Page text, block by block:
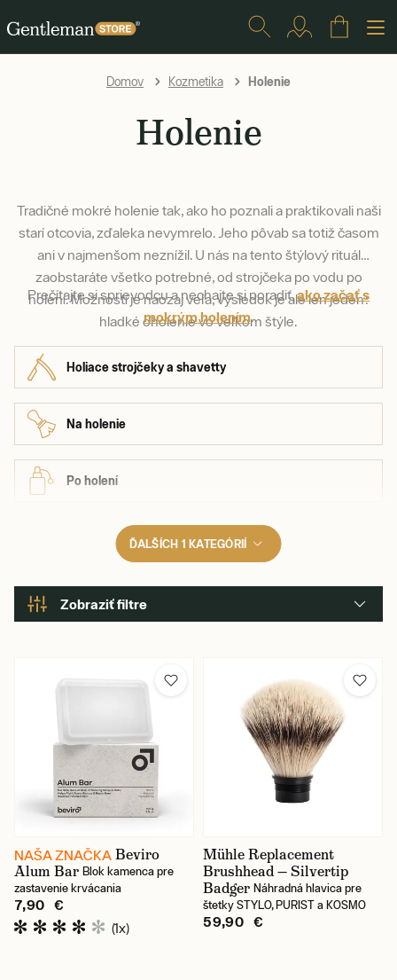
Domov Kozmetika Holenie
Holenie
Tradičné mokré holenie tak, ako ho poznali a praktikovali naši
starí otcovia, zďaleka nevymrelo. Jeho pôvab sa totiž časom
ani v najmenšom neznížil. U nás na tento štýlový rituál
zaobstaráte všetko potrebné, od strojčeka po vodu po
holení. Možností je naozaj veľa, výsledok je ale len jeden:
hladké oholenie vo veľkom štýle.
Prečítajte si sprievodcu a nechajte si poradiť,ako začať s
mokrým holením.
Holiace strojčeky a shavetty
Na holenie
Po holení
ĎALŠÍCH 1 KATEGÓRIÍ
Zobraziť filtre
Výrobca
Farba
NAŠA ZNAČKA Beviro
Alum Bar Blok kamenca pre
zastavenie krvácania
7,90 €
(1x)
Mühle Replacement
Brushhead — Silvertip
Badger Náhradná hlavica pre
štetky STYLO, PURIST a KOSMO
59,90 €